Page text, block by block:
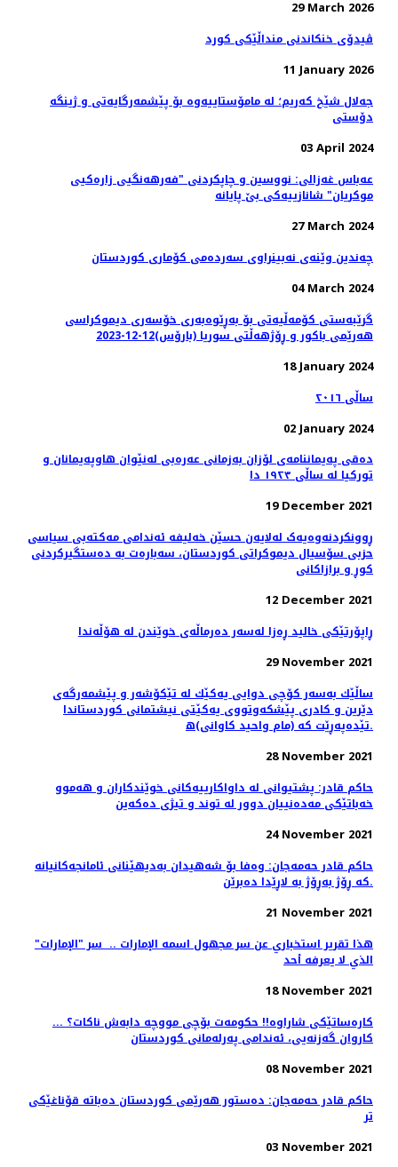
29 March 2026
ڤیدۆی خنکاندنی منداڵێکی کورد
11 January 2026
جەلال شێخ کەریم؛ لە مامۆستاییەوە بۆ پێشمەرگایەتی و ژینگە
دۆستی
03 April 2024
عەباس غەزالی: نووسین و چاپکردنی "فەرهەنگیی زارەکیی
موکریان" شانازییەکی بێ پایانه
27 March 2024
چەندین وێنەی نەبینراوی سەردەمی کۆماری کوردستان
04 March 2024
گرێبەستی کۆمەڵیەتی بۆ بەڕێوەبەری خۆسەری دیموکراسی
هەرێمی باکور و ڕۆژهەڵتی سوریا (بارۆس)12-12-2023
18 January 2024
ساڵی ٢٠١٦
02 January 2024
دەقی پەیماننامەی لۆزان بەزمانی عەرەبی لەنێوان هاوپەیمانان و
تورکیا لە ساڵی ١٩٢٣ دا
19 December 2021
ڕوونکردنەوەیەک لەلایەن حسێن خەلیفە ئەندامی مەكتەبی سیاسی
حزبی سۆسیال دیموكراتی كوردستان، سەبارەت بە دەستگیرکردنی
کوڕ و برازاکانی
12 December 2021
ڕاپۆرتێکی خالید ڕەزا لەسەر دەرماڵەی خوێندن لە هۆڵەندا
29 November 2021
ساڵێك به‌سه‌ر كۆچی دوایی یه‌كێك له‌ تێكۆشه‌ر‌ و پێشمه‌رگه‌ی
دێرین و كادری پێشكه‌وتووی یه‌كێتی نیشتمانی كوردستاندا
تێده‌په‌ڕێت كه‌ (مام واحید كاوانی)ه‌.
28 November 2021
حاكم قادر: پشتیوانی لە داواكارییەكانی خوێندكاران و ھەموو
خەباتێكی مەدەنییان دوور لە توند و تیژی دەكەین
24 November 2021
حاکم قادر حەمەجان: وەفا بۆ شەهیدان بەدیهێنانی ئامانجەکانیانە
کە ڕۆژ بەڕۆژ بە لاڕێدا دەبرێن.
21 November 2021
هذا تقرير استخباري عن سر مجهول اسمه الإمارات .. ‏ سر "الإمارات"
الذي لا يعرفه أحد
18 November 2021
کارەساتێکی شاراوە!! حکومەت بۆچی مووچە دابەش ناکات؟ ...
كاروان گه‌زنه‌یی، ئه‌ندامی په‌رله‌مانی كوردستان
08 November 2021
حاكم قادر حه‌مه‌جان: دەستور ھەرێمی كوردستان دەباتە قۆناغێكی
تر
03 November 2021